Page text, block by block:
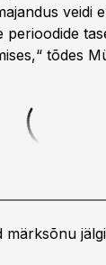
veidi
tõdes
märksõnu